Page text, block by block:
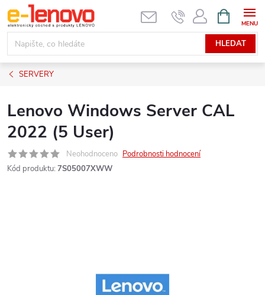
Přejít
na
obsah
HLEDAT
NÁKUPNÍ
KOŠÍK
SERVERY
Lenovo Windows Server CAL
2022 (5 User)
Neohodnoceno Podrobnosti hodnocení
Kód produktu: 7S05007XWW